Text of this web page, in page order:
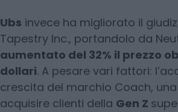
Ubs invece ha migliorato il
Tapestry Inc., portandolo da
aumentato del 32% il prezzo
dollari. A pesare vari fattori:
crescita del marchio Coach,
acquisire clienti della Gen Z